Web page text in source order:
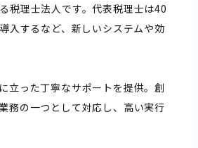
税理士法人です。代表税理士は40
入するなど、新しいシステムや効
立った丁寧なサポートを提供。創
務の一つとして対応し、高い実行